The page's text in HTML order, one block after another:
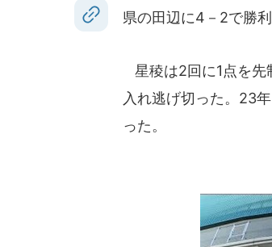
県の田辺に4－2で勝
星稜は2回に1点を先
入れ逃げ切った。23
った。